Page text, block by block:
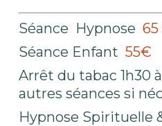
Séance Hypnose
Séance Enfant 55€
Arrêt du tabac 1h30
autres séances si
Hypnose Spirituelle